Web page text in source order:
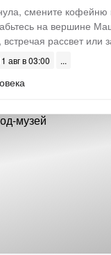
смените кофейню
на вершине
рассвет или
авг в 03:00